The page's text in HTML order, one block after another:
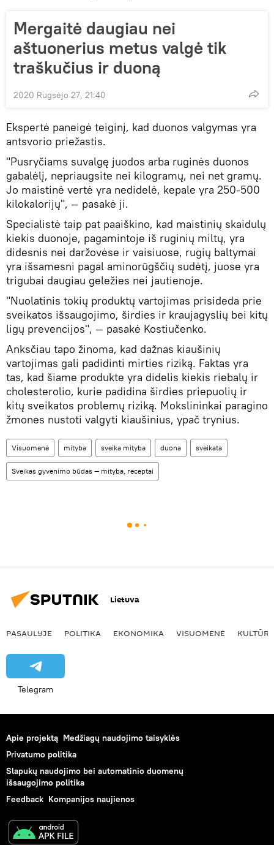
Mergaitė daugiau nei
aštuonerius metus valgė tik
traškučius ir duoną
2020 Rugsėjo 27, 21:40
Ekspertė paneigė teiginį, kad duonos valgymas yra
antsvorio priežastis.
"Pusryčiams suvalgę juodos arba ruginės duonos
gabalėlį, nepriaugsite nei kilogramų, nei net gramų.
Jo maistinė vertė yra nedidelė, kepale yra 250-500
kilokalorijų", — pasakė ji.
Specialistė taip pat paaiškino, kad maistinių skaidulų
kiekis duonoje, pagamintoje iš ruginių miltų, yra
didesnis nei daržovėse ir vaisiuose, rugių baltymai
yra išsamesni pagal aminorūgščių sudėtį, juose yra
trigubai daugiau geležies nei jautienoje.
"Nuolatinis tokių produktų vartojimas prisideda prie
sveikatos išsaugojimo, širdies ir kraujagyslių bei kitų
ligų prevencijos", — pasakė Kostiučenko.
Anksčiau tapo žinoma, kad dažnas kiaušinių
vartojimas gali padidinti mirties riziką. Faktas yra
tas, kad šiame produkte yra didelis kiekis riebalų ir
cholesterolio, kurie padidina širdies priepuolių ir
kitų sveikatos problemų riziką. Mokslininkai paragino
žmones nustoti valgyti kiaušinius, ypač trynius.
Visuomenė mityba sveika mityba duona sveikata
Sveikas gyvenimo būdas — mityba, receptai
Lietuva
PASAULYJE POLITIKA EKONOMIKA VISUOMENĖ KULTŪRA
Telegram
Apie projektą Medžiagų naudojimo taisyklės
Privatumo politika
Slapukų naudojimo bei automatinio duomenų
išsaugojimo politika
Feedback Kompanijos naujienos